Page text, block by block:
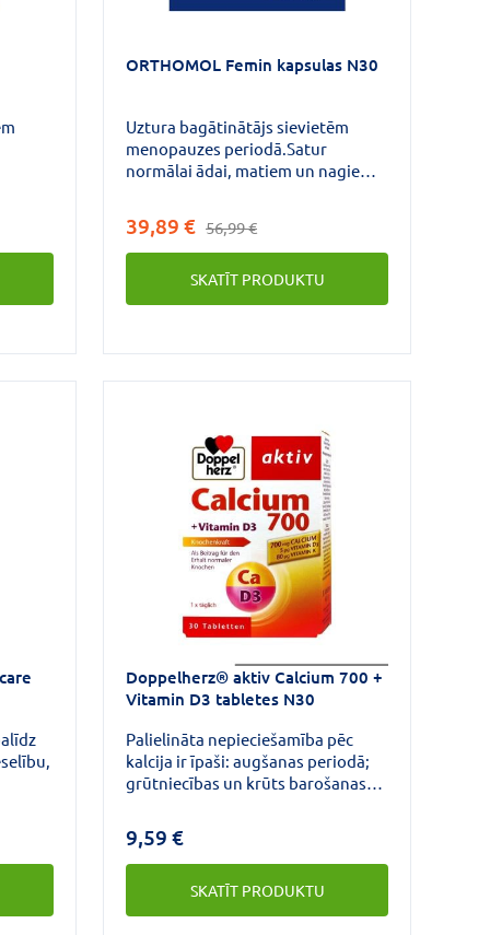
ORTHOMOL Femin kapsulas N30
Uztura bagātinātājs sievietēm
menopauzes periodā.Satur
normālai ādai, matiem un nagiem
nagu veselību, kā arī selēnu, kas
palīdz uzturēt matu veselību.
Satur sojas izoflavonus, linsēklu
lignānus, taukskābes un koenzīmu
39,89 € 56,99 €
SKATĪT PRODUKTU
un
Doppelherz® aktiv Calcium 700 +
Vitamin D3 tabletes N30
Palielināta nepieciešamība pēc
kalcija ir īpaši: augšanas periodā;
grūtniecības un krūts barošanas
vecuma.D vitamīns organismā var
veidoties tad, ja āda regulāri tiek
pakļauta saules gaismas
iedarbībai, taču mūsu platuma
9,59 €
SKATĪT PRODUKTU